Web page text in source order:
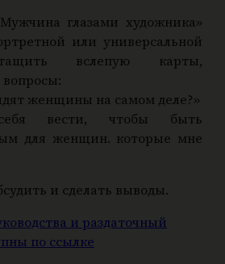
глазами художника»
или универсальной
вслепую карты,
женщины на самом деле?»
вести, чтобы быть
для женщин. которые мне
и сделать выводы.
и раздаточный
по ссылке